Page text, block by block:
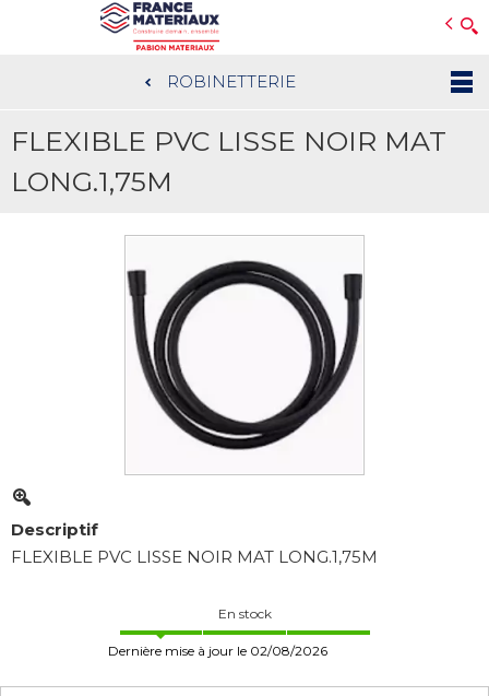
au
contenu
ROBINETTERIE
FLEXIBLE PVC LISSE NOIR MAT
LONG.1,75M
Descriptif
FLEXIBLE PVC LISSE NOIR MAT LONG.1,75M
En stock
Dernière mise à jour le 02/08/2026